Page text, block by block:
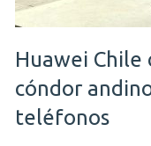
Huawei Chile
cóndor
teléfonos